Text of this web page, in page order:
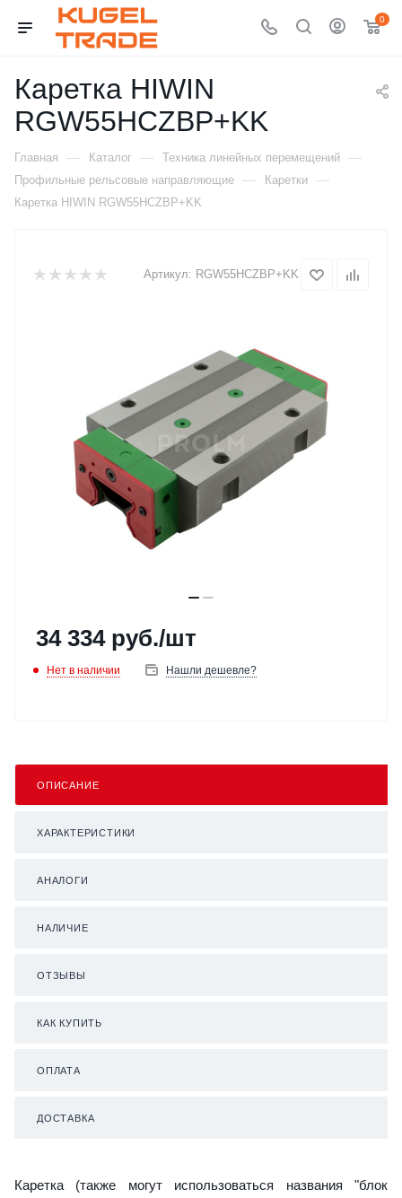
0
Каретка HIWIN
RGW55HCZBP+KK
Главная — Каталог — Техника линейных перемещений —
Профильные рельсовые направляющие — Каретки —
Каретка HIWIN RGW55HCZBP+KK
Артикул: RGW55HCZBP+KK
34 334руб./шт
Нет в наличии Нашли дешевле?
ОПИСАНИЕ
ХАРАКТЕРИСТИКИ
АНАЛОГИ
НАЛИЧИЕ
ОТЗЫВЫ
КАК КУПИТЬ
ОПЛАТА
ДОСТАВКА
Каретка (также могут использоваться названия "блок